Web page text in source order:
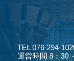
TEL 076-294-
運営時間 8：30